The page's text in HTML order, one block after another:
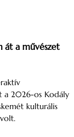
át a művészet
a 2026-os Kodály
kulturális